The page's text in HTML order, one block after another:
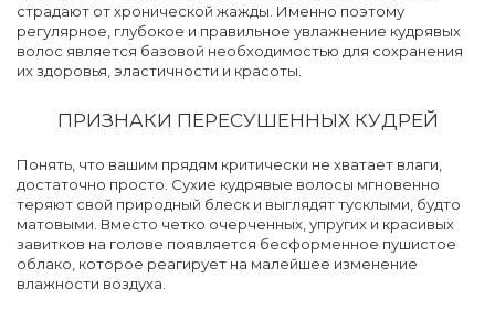
страдают от хронической жажды. Именно поэтому
регулярное, глубокое и правильное увлажнение кудрявых
волос является базовой необходимостью для сохранения
их здоровья, эластичности и красоты.
ПРИЗНАКИ ПЕРЕСУШЕННЫХ КУДРЕЙ
Понять, что вашим прядям критически не хватает влаги,
достаточно просто. Сухие кудрявые волосы мгновенно
теряют свой природный блеск и выглядят тусклыми, будто
матовыми. Вместо четко очерченных, упругих и красивых
завитков на голове появляется бесформенное пушистое
облако, которое реагирует на малейшее изменение
влажности воздуха.